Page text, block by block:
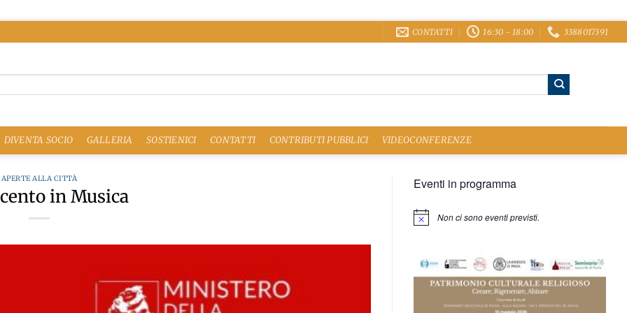
CONTATTI 16:30 - 18:00 3388017391
DIVENTA SOCIO GALLERIA SOSTIENICI CONTATTI CONTRIBUTI PUBBLICI VIDEOCONFERENZE
APERTE ALLA CITTÀ
in Musica
Eventi in programma
Notice Non ci sono eventi previsti.